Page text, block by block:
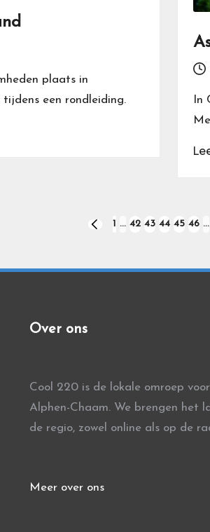
plaats in
een rondleiding.
In
VORIGE
1 … 42 43 44 45 46 …
Over ons
Cool 220 is de lokale omroep
Alphen-Chaam. We brengen het
de regio, zowel online als op de
Meer over ons